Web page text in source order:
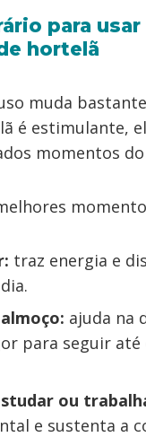
para
hortelã
muda
é estimulante,
momentos do
traz energia e
ajuda na
para seguir até
ou
e sustenta a